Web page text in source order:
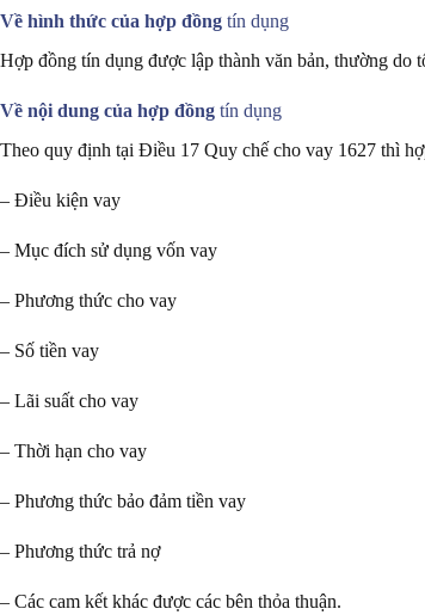
Về hình thức của hợp đồng tín dụng
Hợp đồng tín dụng được lập thành văn bản, thường do
Về nội dung của hợp đồng tín dụng
Theo quy định tại Điều 17 Quy chế cho vay 1627 thì
– Điều kiện vay
– Mục đích sử dụng vốn vay
– Phương thức cho vay
– Số tiền vay
– Lãi suất cho vay
– Thời hạn cho vay
– Phương thức bảo đảm tiền vay
– Phương thức trả nợ
– Các cam kết khác được các bên thỏa thuận.